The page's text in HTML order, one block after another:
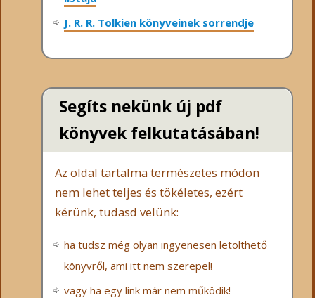
J. R. R. Tolkien könyveinek sorrendje
Segíts nekünk új pdf
könyvek felkutatásában!
Az oldal tartalma természetes módon
nem lehet teljes és tökéletes, ezért
kérünk, tudasd velünk:
ha tudsz még olyan ingyenesen letölthető
könyvről, ami itt nem szerepel!
vagy ha egy link már nem működik!